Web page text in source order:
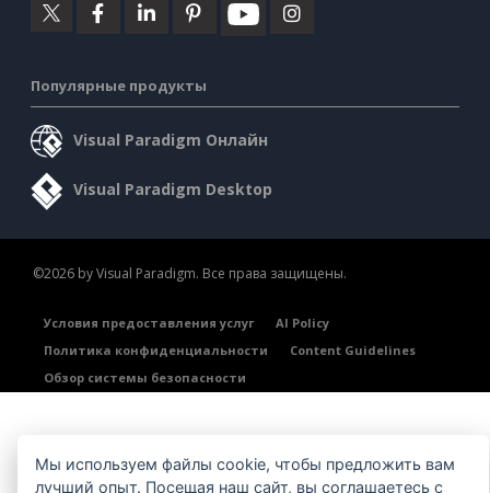
Популярные продукты
Visual Paradigm Онлайн
Visual Paradigm Desktop
©2026 by Visual Paradigm. Все права защищены.
Условия предоставления услуг
AI Policy
Политика конфиденциальности
Content Guidelines
Обзор системы безопасности
Мы используем файлы cookie, чтобы предложить вам
лучший опыт. Посещая наш сайт, вы соглашаетесь с